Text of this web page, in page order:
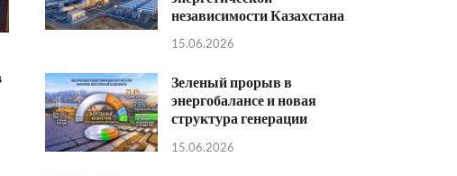
независимости Казахстана
15.06.2026
Зеленый прорыв в
энергобалансе и новая
структура генерации
15.06.2026